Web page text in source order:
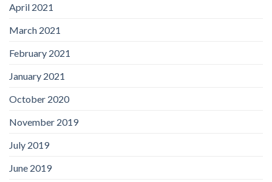
April 2021
March 2021
February 2021
January 2021
October 2020
November 2019
July 2019
June 2019